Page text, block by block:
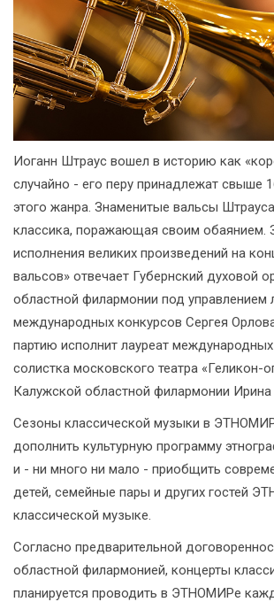
Иоганн Штраус вошел в историю как
случайно - его перу принадлежат свыше
этого жанра. Знаменитые вальсы
классика, поражающая своим обаянием.
исполнения великих произведений на
вальсов» отвечает Губернский духовой
областной филармонии под управлением
международных конкурсов Сергея
партию исполнит лауреат
солистка московского театра «Геликон-
Калужской областной филармонии
Сезоны классической музыки в
дополнить культурную программу
и - ни много ни мало - приобщить
детей, семейные пары и других гостей
классической музыке.
Согласно предварительной
областной филармонией, концерты
планируется проводить в ЭТНОМИРе